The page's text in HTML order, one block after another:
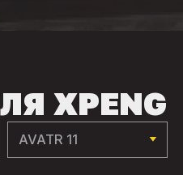
XPENG
AVATR 11